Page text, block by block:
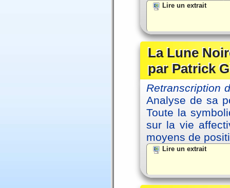
Lire un extrait
La Lune
par Patrick
Retranscription
Analyse de sa
Toute la
sur la vie
moyens de
Lire un extrait